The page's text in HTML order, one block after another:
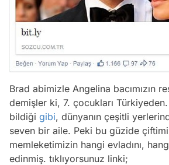
Brad abimizle Angelina bacımızın
demişler ki, 7. çocukları
bildiği gibi, dünyanın çeşitli
seven bir aile. Peki bu güzide
memleketimizin hangi evladını,
edinmiş. tıklıyorsunuz linki;